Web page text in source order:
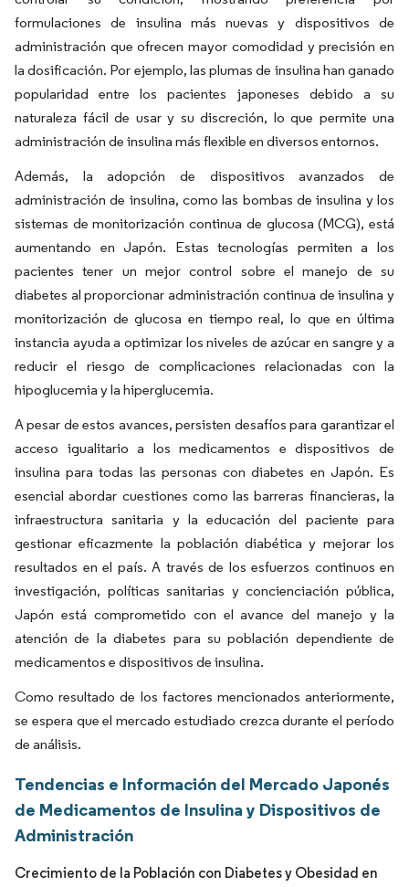
formulaciones de insulina más nuevas y dispositivos de
administración que ofrecen mayor comodidad y precisión en
la dosificación. Por ejemplo, las plumas de insulina han ganado
popularidad entre los pacientes japoneses debido a su
naturaleza fácil de usar y su discreción, lo que permite una
administración de insulina más flexible en diversos entornos.
Además, la adopción de dispositivos avanzados de
administración de insulina, como las bombas de insulina y los
sistemas de monitorización continua de glucosa (MCG), está
aumentando en Japón. Estas tecnologías permiten a los
pacientes tener un mejor control sobre el manejo de su
diabetes al proporcionar administración continua de insulina y
monitorización de glucosa en tiempo real, lo que en última
instancia ayuda a optimizar los niveles de azúcar en sangre y a
reducir el riesgo de complicaciones relacionadas con la
hipoglucemia y la hiperglucemia.
A pesar de estos avances, persisten desafíos para garantizar el
acceso igualitario a los medicamentos e dispositivos de
insulina para todas las personas con diabetes en Japón. Es
esencial abordar cuestiones como las barreras financieras, la
infraestructura sanitaria y la educación del paciente para
gestionar eficazmente la población diabética y mejorar los
resultados en el país. A través de los esfuerzos continuos en
investigación, políticas sanitarias y concienciación pública,
Japón está comprometido con el avance del manejo y la
atención de la diabetes para su población dependiente de
medicamentos e dispositivos de insulina.
Como resultado de los factores mencionados anteriormente,
se espera que el mercado estudiado crezca durante el período
de análisis.
Tendencias e Información del Mercado Japonés
de Medicamentos de Insulina y Dispositivos de
Administración
Crecimiento de la Población con Diabetes y Obesidad en